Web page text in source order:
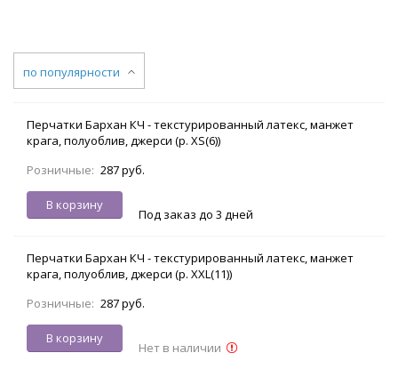
по популярности
Перчатки Бархан КЧ - текстурированный латекс, манжет
крага, полуоблив, джерси (р. XS(6))
Розничные: 287 руб.
В корзину
Под заказ до 3 дней
Перчатки Бархан КЧ - текстурированный латекс, манжет
крага, полуоблив, джерси (р. XXL(11))
Розничные: 287 руб.
В корзину
Нет в наличии